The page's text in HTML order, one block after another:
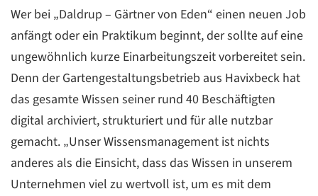
Wer bei „Daldrup – Gärtner von Eden“ einen neuen Job
anfängt oder ein Praktikum beginnt, der sollte auf eine
ungewöhnlich kurze Einarbeitungszeit vorbereitet sein.
Denn der Gartengestaltungsbetrieb aus Havixbeck hat
das gesamte Wissen seiner rund 40 Beschäftigten
digital archiviert, strukturiert und für alle nutzbar
gemacht. „Unser Wissensmanagement ist nichts
anderes als die Einsicht, dass das Wissen in unserem
Unternehmen viel zu wertvoll ist, um es mit dem